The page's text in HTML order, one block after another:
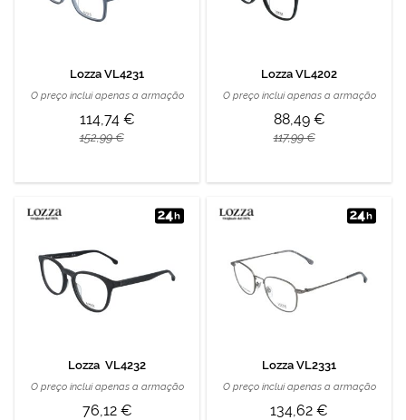
Lozza VL4231
O preço inclui apenas a armação
114,74 €
152,99 €
Lozza VL4202
O preço inclui apenas a armação
88,49 €
117,99 €
Lozza VL4232
O preço inclui apenas a armação
76,12 €
Lozza VL2331
O preço inclui apenas a armação
134,62 €